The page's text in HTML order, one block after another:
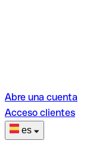
Abre una cuenta
Acceso clientes
es